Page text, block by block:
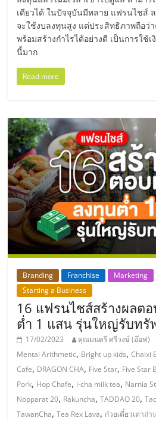
ลงทุน
และ
ขยาย
สา
ขา
แฟ
รน
ไชส์,
ศูนย์
รวม
แฟ
รน
เดียวได้ ในปัจจุบันมีหลาย แฟรนไชส์
จะใช้งบลงทุนสูง แต่ประสิทธิภาพถือว่
พร้อมสร้างกำไรได้อย่างดี เป็นการใช้
นี้มาก
Read more
Branding Franchise Marketing
Starting a Business
16 แฟรนไชส์สร้างผลต
ต่ำ 1 แสน รุ่นใหญ่รับทรั
17/02/2023 คุณมนตรี ศรีวงษ์ (อ๊อฟ)
Mental Arithmetic, Bright up kids,Chaixi
Cafe, DRAGON CHA, Five Star, Five Star
Pork, Hop Chafe, i-cha milk tea, Narnia
Nopparat 20, Rakuncha,TADDAO 20,
TawanCha,Tea Rex Lava, ก๋วยเตี๋ยวเตาถ่า